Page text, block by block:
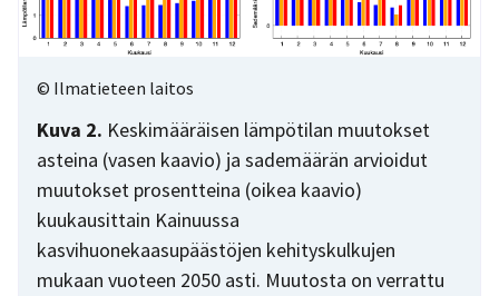
Kuva 2. Keskimääräisen lämpötilan muutokset
asteina (vasen kaavio) ja sademäärän arvioidut
muutokset prosentteina (oikea kaavio)
kuukausittain Kainuussa
kasvihuonekaasupäästöjen kehityskulkujen
mukaan vuoteen 2050 asti. Muutosta on verrattu
© Ilmatieteen laitos